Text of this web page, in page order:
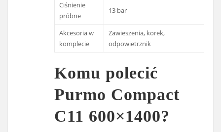
Ciśnienie
próbne
13 bar
Akcesoria w
komplecie
Zawieszenia, korek,
odpowietrznik
Komu polecić
Purmo Compact
C11 600×1400?